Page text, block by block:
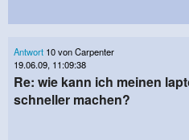
Antwort 10 von Carpenter
19.06.09, 11:09:38
Re: wie kann ich meinen
schneller machen?